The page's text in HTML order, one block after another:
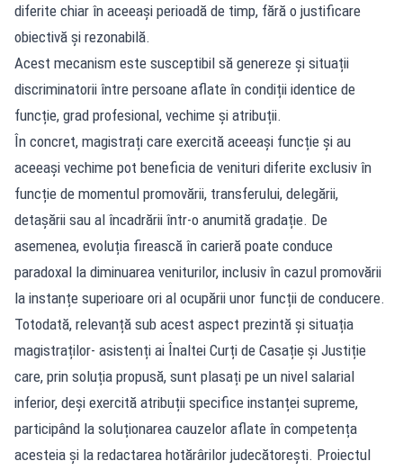
diferite chiar în aceeași perioadă de timp, fără o justificare
obiectivă și rezonabilă.
Acest mecanism este susceptibil să genereze și situații
discriminatorii între persoane aflate în condiții identice de
funcție, grad profesional, vechime și atribuții.
În concret, magistrați care exercită aceeași funcție și au
aceeași vechime pot beneficia de venituri diferite exclusiv în
funcție de momentul promovării, transferului, delegării,
detașării sau al încadrării într-o anumită gradație. De
asemenea, evoluția firească în carieră poate conduce
paradoxal la diminuarea veniturilor, inclusiv în cazul promovării
la instanțe superioare ori al ocupării unor funcții de conducere.
Totodată, relevanță sub acest aspect prezintă și situația
magistraților- asistenți ai Înaltei Curți de Casație și Justiție
care, prin soluția propusă, sunt plasați pe un nivel salarial
inferior, deși exercită atribuții specifice instanței supreme,
participând la soluționarea cauzelor aflate în competența
acesteia și la redactarea hotărârilor judecătorești. Proiectul